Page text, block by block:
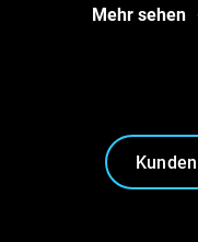
Mehr sehen